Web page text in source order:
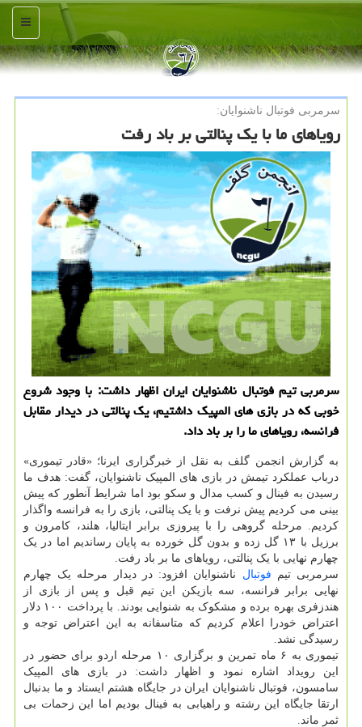
منو
سرمربی فوتبال ناشنوایان:
رویاهای ما با یک پنالتی بر باد رفت
سرمربی تیم فوتبال ناشنوایان ایران اظهار داشت: با وجود شروع
خوبی که در بازی های المپیک داشتیم، یک پنالتی در دیدار مقابل
فرانسه، رویاهای ما را بر باد داد.
به گزارش انجمن گلف به نقل از خبرگزاری ایرنا؛ «قادر تیموری»
درباب عملکرد تیمش در بازی های المپیک ناشنوایان، گفت: هدف ما
رسیدن به فینال و کسب مدال و سکو بود اما شرایط آنطور که پیش
بینی می کردیم پیش نرفت و با یک پنالتی، بازی را به فرانسه واگذار
کردیم. مرحله گروهی را با پیروزی برابر ایتالیا، هلند، کامرون و
برزیل با ۱۳ گل زده و بدون گل خورده به پایان رساندیم اما در یک
چهارم نهایی با یک پنالتی، رویاهای ما بر باد رفت.
سرمربی تیم فوتبال ناشنوایان افزود: در دیدار مرحله یک چهارم
نهایی برابر فرانسه، سه بازیکن این تیم قبل و پس از بازی از
هندزفری بهره برده و مشکوک به شنوایی بودند. با پرداخت ۱۰۰ دلار
اعتراض خودرا اعلام کردیم که متاسفانه به این اعتراض توجه و
رسیدگی نشد.
تیموری به ۶ ماه تمرین و برگزاری ۱۰ مرحله اردو برای حضور در
این رویداد اشاره نمود و اظهار داشت: در بازی های المپیک
سامسون، فوتبال ناشنوایان ایران در جایگاه هشتم ایستاد و ما بدنبال
ارتقا جایگاه این رشته و راهیابی به فینال بودیم اما این زحمات بی
ثمر ماند.